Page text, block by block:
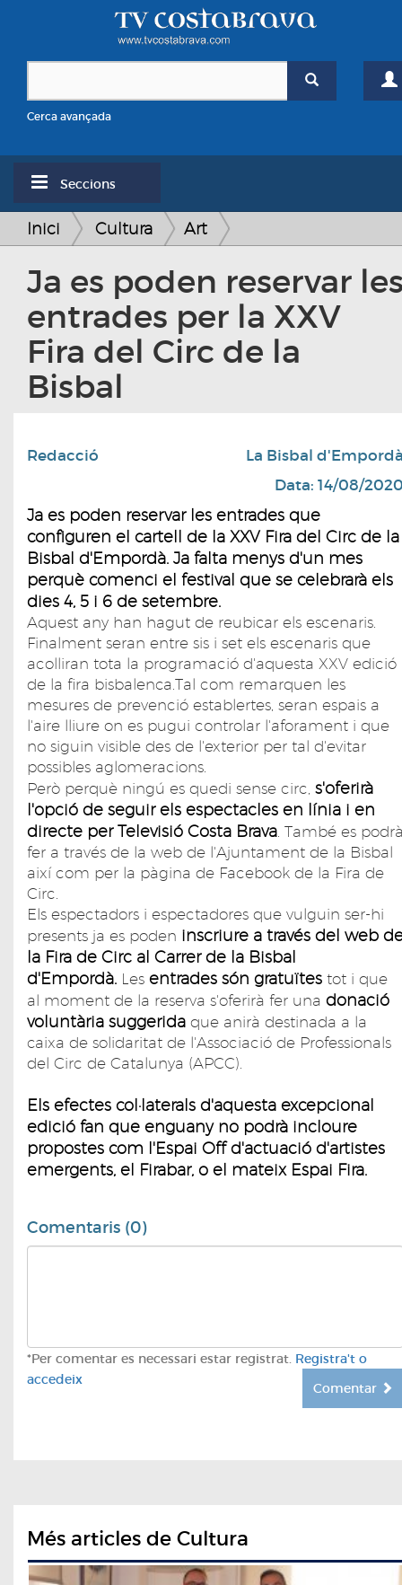
Cerca avançada
Seccions
Inici Cultura Art
Ja es poden reservar
entrades per la XXV
Fira del Circ de la
Bisbal
Redacció
La Bisbal
Data: 14/08/
Ja es poden reservar les entrades que
configuren el cartell de la XXV Fira del Circ de la
Bisbal d'Empordà. Ja falta menys d'un mes
perquè comenci el festival que se celebrarà els
dies 4, 5 i 6 de setembre.
Aquest any han hagut de reubicar els escenaris.
Finalment seran entre sis i set els escenaris que
acolliran tota la programació d'aquesta XXV edició
de la fira bisbalenca.Tal com remarquen les
mesures de prevenció establertes, seran espais a
l'aire lliure on es pugui controlar l'aforament i que
no siguin visible des de l'exterior per tal d'evitar
possibles aglomeracions.
Però perquè ningú es quedi sense circ, s'oferirà
l'opció de seguir els espectacles en línia i en
directe per Televisió Costa Brava. També es
fer a través de la web de l'Ajuntament de la Bisbal
així com per la pàgina de Facebook de la Fira de
Circ.
Els espectadors i espectadores que vulguin ser-hi
presents ja es poden inscriure a través del web
la Fira de Circ al Carrer de la Bisbal
d'Empordà. Les entrades són gratuïtes tot i que
al moment de la reserva s'oferirà fer una donació
voluntària suggerida que anirà destinada a la
caixa de solidaritat de l'Associació de Professionals
del Circ de Catalunya (APCC).
Els efectes col·laterals d'aquesta excepcional
edició fan que enguany no podrà incloure
propostes com l'Espai Off d'actuació d'artistes
emergents, el Firabar, o el mateix Espai Fira.
Comentaris (0)
*Per comentar es necessari estar registrat. Registra't o
accedeix
Comentar
Més articles de Cultura